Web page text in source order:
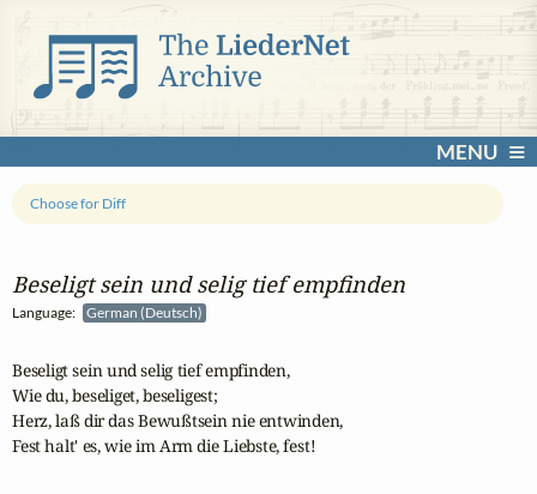
MENU
Beseligt sein und selig tief empfinden
Language: German (Deutsch)
Choose for Diff
Beseligt sein und selig tief empfinden,
Wie du, beseliget, beseligest;
Herz, laß dir das Bewußtsein nie entwinden,
Fest halt' es, wie im Arm die Liebste, fest!